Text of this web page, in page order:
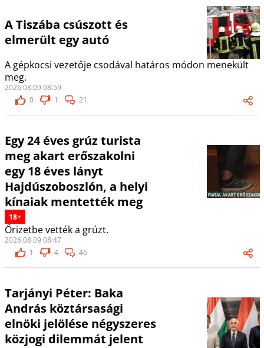
A Tiszába csúszott és
elmerült egy autó
A gépkocsi vezetője csodával határos módon menekült
meg.
2026.08.09 08:59
0
1 21
Egy 24 éves grúz turista
meg akart erőszakolni
egy 18 éves lányt
Hajdúszoboszlón, a helyi
kínaiak mentették meg
18+
Őrizetbe vették a grúzt.
2026.08.09 08:47
1
4 46
Tarjányi Péter: Baka
András köztársasági
elnöki jelölése négyszeres
közjogi dilemmát jelent